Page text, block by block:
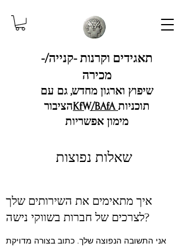
תאגידים וקרנות -קנייה/-
מכירה
שיפוץ וארגון מחדש, גם עם
הציבורKfW/BAfAתוכניות
מימון אפשריות
שאלות נפוצות
איך מתאימים את השירותים שלך
לצרכים של חברות בשווקי נישה?
אני התשובה הנפוצה שלך. כתוב בצורה מדויקת